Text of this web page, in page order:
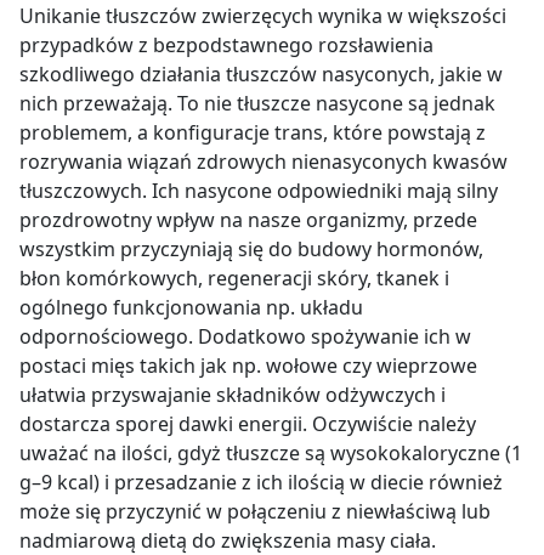
Unikanie tłuszczów zwierzęcych wynika w większości
przypadków z bezpodstawnego rozsławienia
szkodliwego działania tłuszczów nasyconych, jakie w
nich przeważają. To nie tłuszcze nasycone są jednak
problemem, a konfiguracje trans, które powstają z
rozrywania wiązań zdrowych nienasyconych kwasów
tłuszczowych. Ich nasycone odpowiedniki mają silny
prozdrowotny wpływ na nasze organizmy, przede
wszystkim przyczyniają się do budowy hormonów,
błon komórkowych, regeneracji skóry, tkanek i
ogólnego funkcjonowania np. układu
odpornościowego. Dodatkowo spożywanie ich w
postaci mięs takich jak np. wołowe czy wieprzowe
ułatwia przyswajanie składników odżywczych i
dostarcza sporej dawki energii. Oczywiście należy
uważać na ilości, gdyż tłuszcze są wysokokaloryczne (1
g–9 kcal) i przesadzanie z ich ilością w diecie również
może się przyczynić w połączeniu z niewłaściwą lub
nadmiarową dietą do zwiększenia masy ciała.